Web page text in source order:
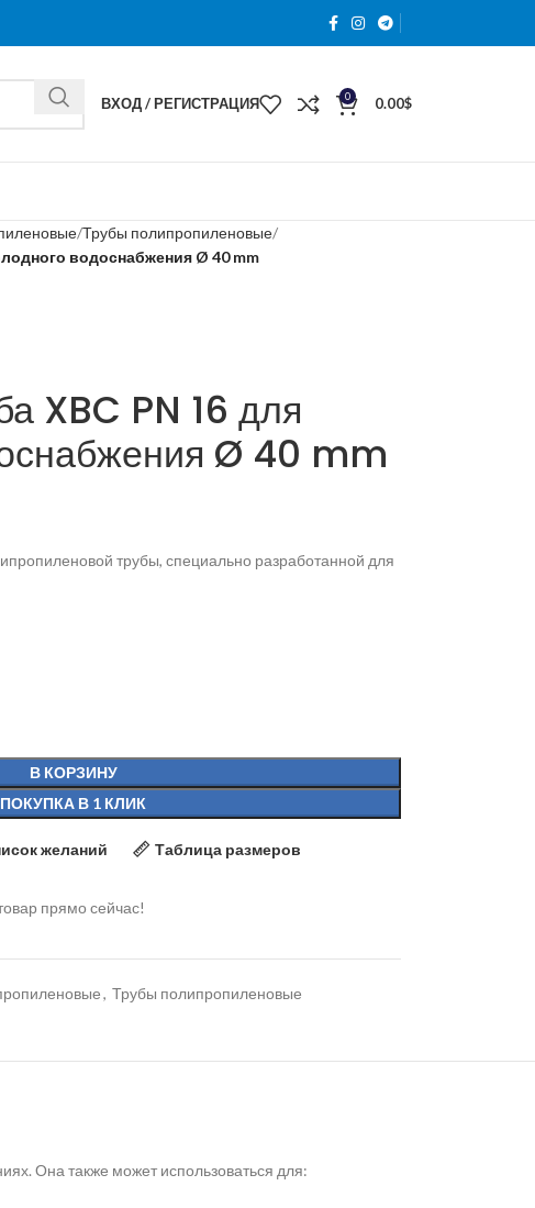
ВХОД / РЕГИСТРАЦИЯ 0 0.00$
Трубы полипропиленовые
водоснабжения Ø 40 mm
XBC PN 16 для
Ø 40 mm
трубы, специально разработанной для
В КОРЗИНУ
ПОКУПКА В 1 КЛИК
желаний Таблица размеров
прямо сейчас!
, Трубы полипропиленовые
Она также может использоваться для: